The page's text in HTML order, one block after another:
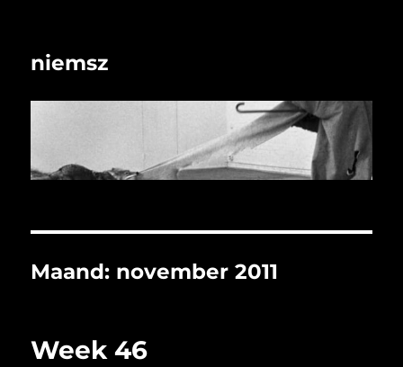
niemsz
Maand: november 2011
Week 46